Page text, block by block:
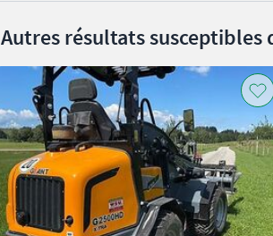
Autres résultats susceptibles